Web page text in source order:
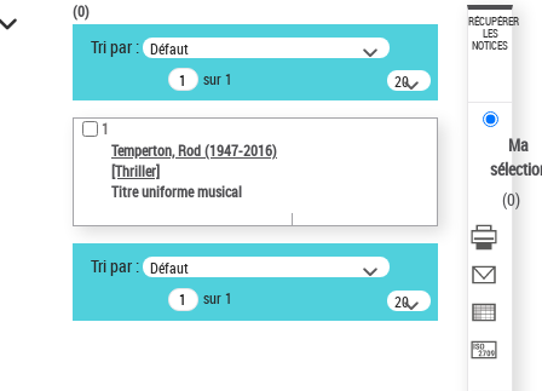
VOTRE RECHERCHE
Recherche avancée dans les
notices d’autorité
Œuvres liées à l'auteur :
Temperton, Rod (1947-2016)
Auteur d’œuvre
Type de notice d'autorité
(0)
Tri par : Défaut
sur 1
20
résultats/page
1
Temperton, Rod (1947-2016)
[Thriller]
Titre uniforme musical
Tri par : Défaut
sur 1
20
résultats/page
RÉCUPÉRER
LES
NOTICES
Ma
(0)